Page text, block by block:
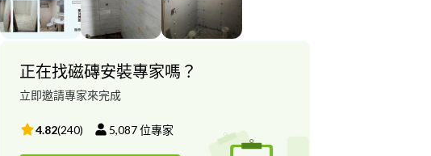
正在找磁磚安裝專家嗎？
立即邀請專家來完成
4.82(240) 5,087位專家